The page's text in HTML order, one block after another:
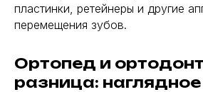
пластинки, ретейнеры и другие
перемещения зубов.
Ортопед и
разница: